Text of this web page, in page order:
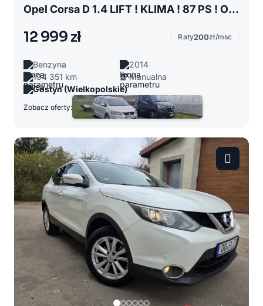
Opel Corsa D 1.4 LIFT ! KLIMA ! 87 PS ! Opłacony z Niemiec !!!
12 999 zł Raty200zł/msc
Benzyna
2014
194 351 km
Manualna
Gostyń (Wielkopolskie)
Zobacz oferty: